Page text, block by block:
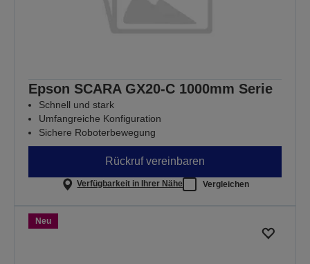
Epson SCARA GX20-C 1000mm Serie
Schnell und stark
Umfangreiche Konfiguration
Sichere Roboterbewegung
Rückruf vereinbaren
Verfügbarkeit in Ihrer Nähe Vergleichen
Neu